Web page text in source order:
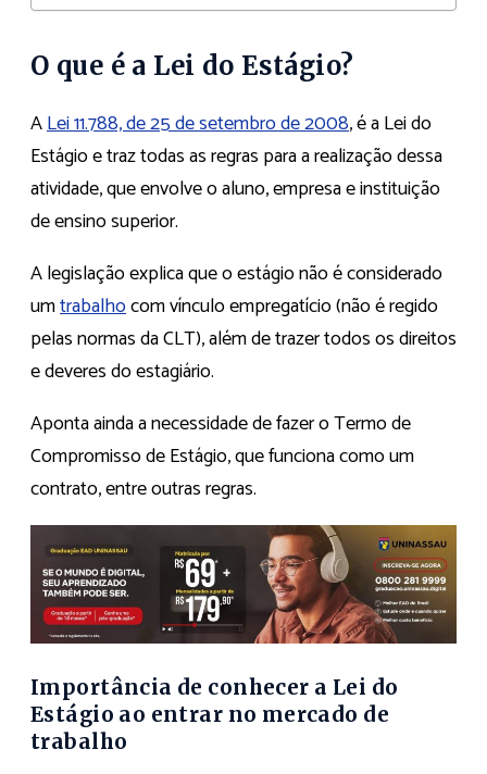
O que é a Lei do Estágio?
ALei 11.788, de 25 de setembro de 2008, é a Lei do
Estágio e traz todas as regras para a realização dessa
atividade, que envolve o aluno, empresa e instituição
de ensino superior.
A legislação explica que o estágio não é considerado
umtrabalhocom vínculo empregatício (não é regido
pelas normas da CLT), além de trazer todos os direitos
e deveres do estagiário.
Aponta ainda a necessidade de fazer o Termo de
Compromisso de Estágio, que funciona como um
contrato, entre outras regras.
Importância de conhecer a Lei do
Estágio ao entrar no mercado de
trabalho